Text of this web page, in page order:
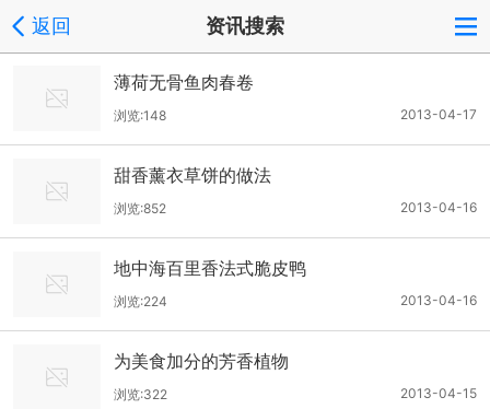
返回 资讯搜索
薄荷无骨鱼肉春卷
2013-04-17
浏览:148
甜香薰衣草饼的做法
2013-04-16
浏览:852
地中海百里香法式脆皮鸭
2013-04-16
浏览:224
为美食加分的芳香植物
2013-04-15
浏览:322